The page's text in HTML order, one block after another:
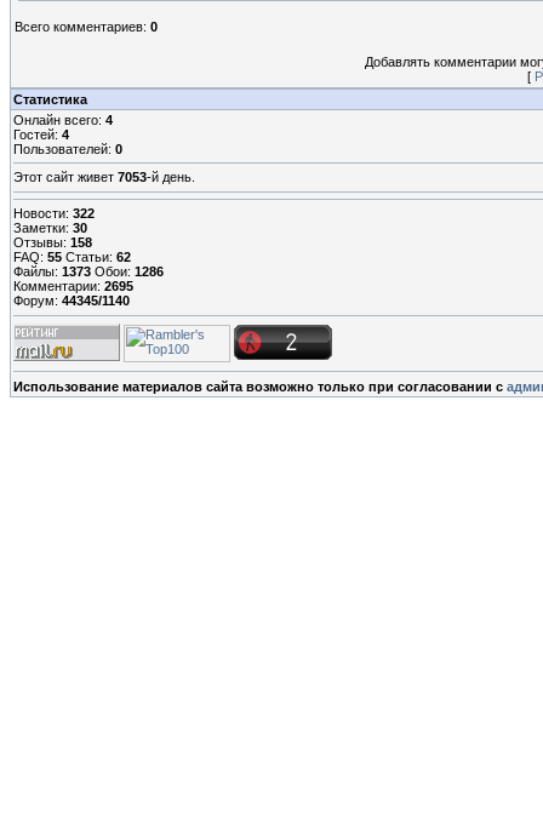
Всего комментариев: 0
Добавлять комментарии
[
Статистика
Онлайн всего: 4
Гостей: 4
Пользователей: 0
Этот сайт живет 7053-й день.
Новости: 322
Заметки: 30
Отзывы: 158
FAQ: 55 Статьи: 62
Файлы: 1373 Обои: 1286
Комментарии: 2695
Форум: 44345/1140
Использование материалов сайта возможно только при согласовании с